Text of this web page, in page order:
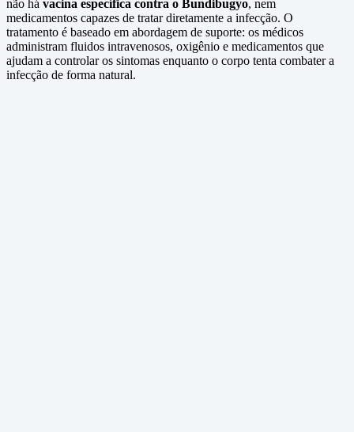
não há vacina específica contra o Bundibugyo, nem
medicamentos capazes de tratar diretamente a infecção. O
tratamento é baseado em abordagem de suporte: os médicos
administram fluidos intravenosos, oxigênio e medicamentos que
ajudam a controlar os sintomas enquanto o corpo tenta combater a
infecção de forma natural.